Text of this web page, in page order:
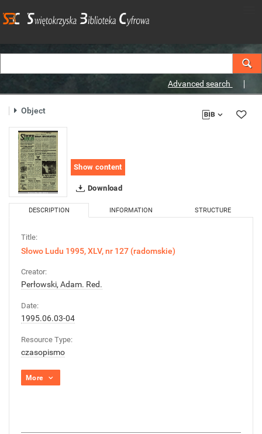
Advanced search
Object
Show content
Download
DESCRIPTION INFORMATION STRUCTURE
Title:
Słowo Ludu 1995, XLV, nr 127 (radomskie)
Creator:
Perłowski, Adam. Red.
Date:
1995.06.03-04
Resource Type:
czasopismo
More